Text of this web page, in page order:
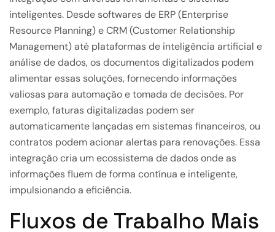
inteligentes. Desde softwares de ERP (Enterprise
Resource Planning) e CRM (Customer Relationship
Management) até plataformas de inteligência artificial e
análise de dados, os documentos digitalizados podem
alimentar essas soluções, fornecendo informações
valiosas para automação e tomada de decisões. Por
exemplo, faturas digitalizadas podem ser
automaticamente lançadas em sistemas financeiros, ou
contratos podem acionar alertas para renovações. Essa
integração cria um ecossistema de dados onde as
informações fluem de forma contínua e inteligente,
impulsionando a eficiência.
Fluxos de Trabalho Mais